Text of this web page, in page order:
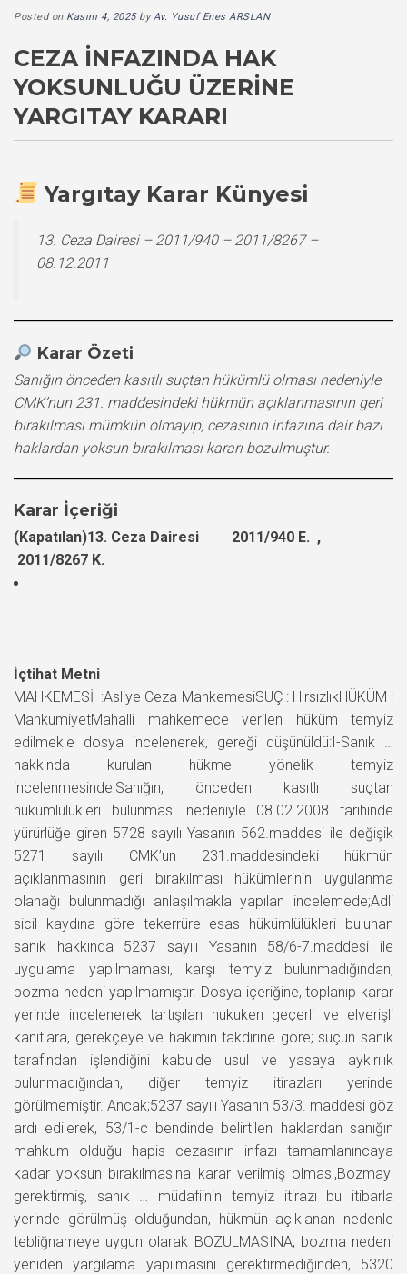
Posted on Kasım 4, 2025byAv. Yusuf Enes ARSLAN
CEZA İNFAZINDA HAK
YOKSUNLUĞU ÜZERINE
YARGITAY KARARI
Yargıtay Karar Künyesi
13. Ceza Dairesi – 2011/940 – 2011/8267 –
08.12.2011
Karar Özeti
Sanığın önceden kasıtlı suçtan hükümlü olması nedeniyle
CMK’nun 231. maddesindeki hükmün açıklanmasının geri
bırakılması mümkün olmayıp, cezasının infazına dair bazı
haklardan yoksun bırakılması kararı bozulmuştur.
Karar İçeriği
(Kapatılan)13. Ceza Dairesi 2011/940 E. ,
2011/8267 K.
İçtihat Metni
MAHKEMESİ :Asliye Ceza MahkemesiSUÇ : HırsızlıkHÜKÜM :
MahkumiyetMahalli mahkemece verilen hüküm temyiz
edilmekle dosya incelenerek, gereği düşünüldü:I-Sanık …
hakkında kurulan hükme yönelik temyiz
incelenmesinde:Sanığın, önceden kasıtlı suçtan
hükümlülükleri bulunması nedeniyle 08.02.2008 tarihinde
yürürlüğe giren 5728 sayılı Yasanın 562.maddesi ile değişik
5271 sayılı CMK’un 231.maddesindeki hükmün
açıklanmasının geri bırakılması hükümlerinin uygulanma
olanağı bulunmadığı anlaşılmakla yapılan incelemede;Adli
sicil kaydına göre tekerrüre esas hükümlülükleri bulunan
sanık hakkında 5237 sayılı Yasanın 58/6-7.maddesi ile
uygulama yapılmaması, karşı temyiz bulunmadığından,
bozma nedeni yapılmamıştır. Dosya içeriğine, toplanıp karar
yerinde incelenerek tartışılan hukuken geçerli ve elverişli
kanıtlara, gerekçeye ve hakimin takdirine göre; suçun sanık
tarafından işlendiğini kabulde usul ve yasaya aykırılık
bulunmadığından, diğer temyiz itirazları yerinde
görülmemiştir. Ancak;5237 sayılı Yasanın 53/3. maddesi göz
ardı edilerek, 53/1-c bendinde belirtilen haklardan sanığın
mahkum olduğu hapis cezasının infazı tamamlanıncaya
kadar yoksun bırakılmasına karar verilmiş olması,Bozmayı
gerektirmiş, sanık … müdafiinin temyiz itirazı bu itibarla
yerinde görülmüş olduğundan, hükmün açıklanan nedenle
tebliğnameye uygun olarak BOZULMASINA, bozma nedeni
yeniden yargılama yapılmasını gerektirmediğinden, 5320